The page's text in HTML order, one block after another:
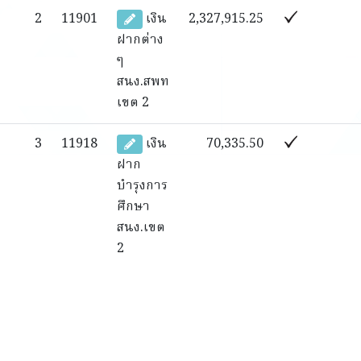
2 11901
เงิน
ฝากต่าง
ๆ
สนง.สพท
เขต 2
2,327,915.25
3 11918
เงิน
ฝาก
บำรุงการ
ศึกษา
สนง.เขต
2
70,335.50